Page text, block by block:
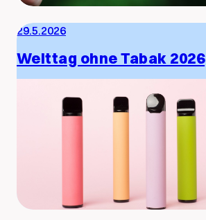
29.5.2026
Welttag ohne Tabak 2026